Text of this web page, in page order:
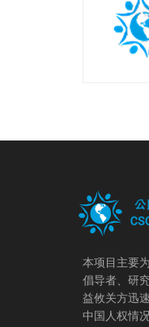
本项目主要
倡导者、研
益攸关方迅
中国人权情